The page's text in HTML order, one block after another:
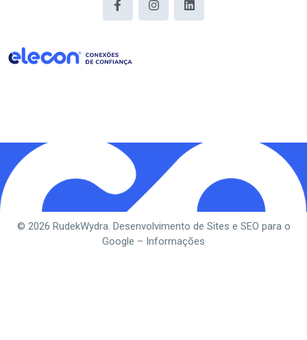
© 2026 RudekWydra. Desenvolvimento de Sites e SEO para o
Google – Informações